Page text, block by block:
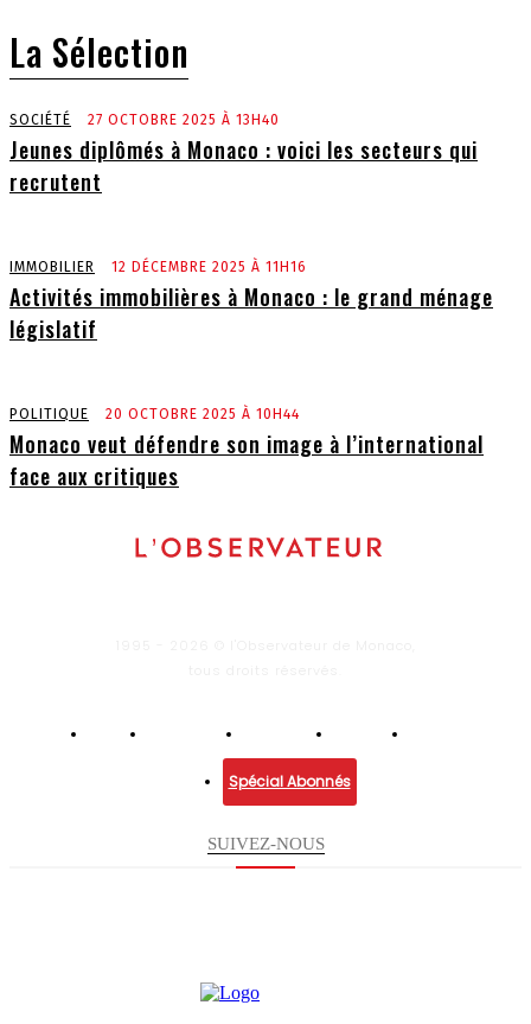
La Sélection
SOCIÉTÉ 27 OCTOBRE 2025 À 13H40
Jeunes diplômés à Monaco : voici les secteurs qui
recrutent
IMMOBILIER 12 DÉCEMBRE 2025 À 11H16
Activités immobilières à Monaco : le grand ménage
législatif
POLITIQUE 20 OCTOBRE 2025 À 10H44
Monaco veut défendre son image à l’international
face aux critiques
Spécial Abonnés
SUIVEZ-NOUS